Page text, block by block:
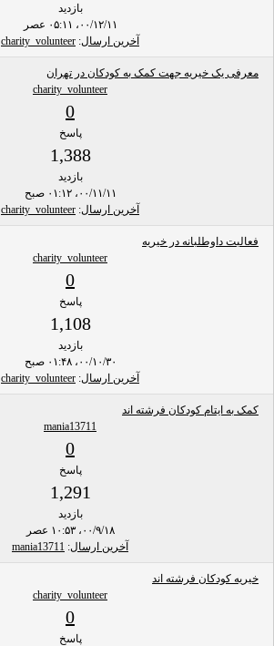
بازدید
۰۰/۱۲/۱۱، ۰۵:۱۱ عصر
آخرین ارسال:
charity_volunteer
معرفی یک خیریه جهت کمک به کودکان در تهران
charity_volunteer
0
پاسخ
1,388
بازدید
۰۰/۱۱/۱۱، ۰۱:۱۲ صبح
آخرین ارسال:
charity_volunteer
فعالبت داوطلبانه در خیریه
charity_volunteer
0
پاسخ
1,108
بازدید
۰۰/۱۰/۳۰، ۰۱:۴۸ صبح
آخرین ارسال:
charity_volunteer
کمک به ایتام کودکان فرشته اند
mania13711
0
پاسخ
1,291
بازدید
۰۰/۹/۱۸، ۱۰:۵۳ عصر
آخرین ارسال:
mania13711
خیریه کودکان فرشته اند
charity_volunteer
0
پاسخ